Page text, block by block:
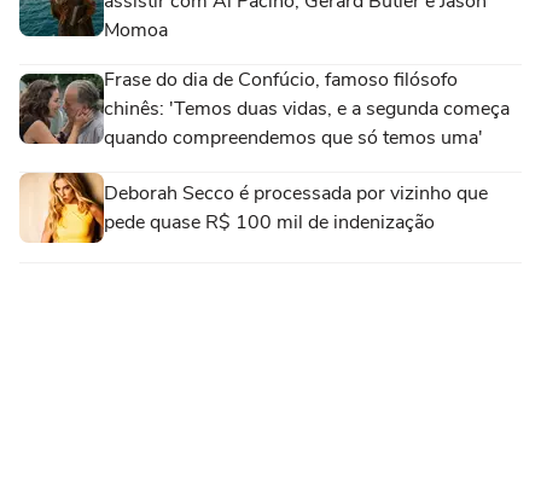
Momoa
Frase do dia de Confúcio, famoso filósofo
chinês: 'Temos duas vidas, e a segunda começa
quando compreendemos que só temos uma'
Deborah Secco é processada por vizinho que
pede quase R$ 100 mil de indenização